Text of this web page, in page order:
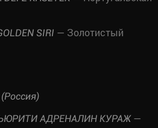
SIRI — Золотистый
АДРЕНАЛИН КУРАЖ—